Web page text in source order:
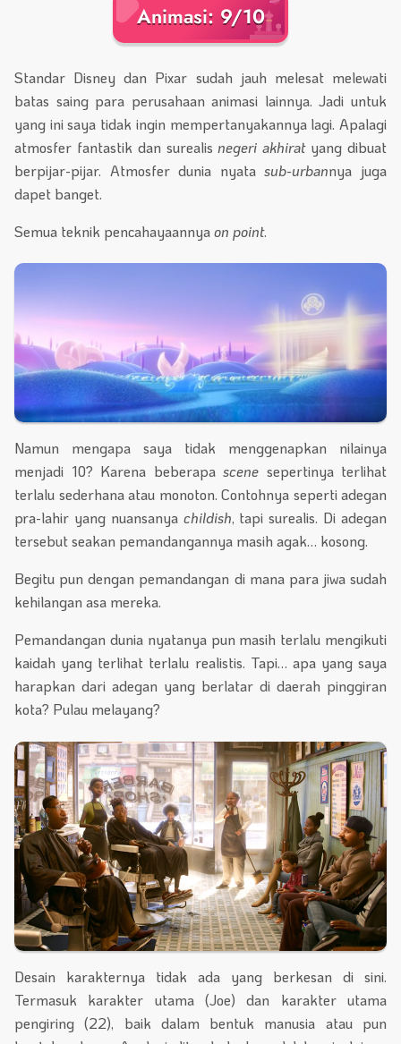
Animasi: 9/10
Standar Disney dan Pixar sudah jauh melesat melewati
batas saing para perusahaan animasi lainnya. Jadi untuk
yang ini saya tidak ingin mempertanyakannya lagi. Apalagi
atmosfer fantastik dan surealis negeri akhiratyang dibuat
berpijar-pijar. Atmosfer dunia nyatasub-urbannya juga
dapet banget.
Semua teknik pencahayaannyaon point.
Namun mengapa saya tidak menggenapkan nilainya
menjadi 10? Karena beberapa scene sepertinya terlihat
terlalu sederhana atau monoton. Contohnya seperti adegan
pra-lahir yang nuansanya childish, tapi surealis. Di adegan
tersebut seakan pemandangannya masih agak… kosong.
Begitu pun dengan pemandangan di mana para jiwa sudah
kehilangan asa mereka.
Pemandangan dunia nyatanya pun masih terlalu mengikuti
kaidah yang terlihat terlalu realistis. Tapi… apa yang saya
harapkan dari adegan yang berlatar di daerah pinggiran
kota? Pulau melayang?
Desain karakternya tidak ada yang berkesan di sini.
Termasuk karakter utama (Joe) dan karakter utama
pengiring (22), baik dalam bentuk manusia atau pun